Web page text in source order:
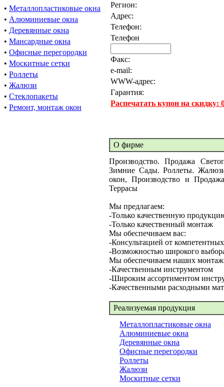
• Металлопластиковые окна
• Алюминиевые окна
• Деревянные окна
• Мансардные окна
• Офисные перегородки
• Москитные сетки
• Роллеты
• Жалюзи
• Стеклопакеты
• Ремонт, монтаж окон
Регион:
Адрес:
Телефон:
Телефон
Факс:
e-mail:
WWW-адрес:
Гарантия:
Распечатать купон на скидку:
О фирме
Производство. Продажа
Зимние Сады. Роллеты.
окон, Производство и
Террасы
Мы предлагаем:
-Только качественную
-Только качественный монтаж
Мы обеспечиваем вас:
-Консультацией от
-Возможностью широкого
Мы обеспечиваем наших
-Качественным инструментом
-Широким ассортиментом
-Качественными расходными
Реализуемая продукция
Металлопластиковые окна
Алюминиевые окна
Деревянные окна
Офисные перегородки
Роллеты
Жалюзи
Москитные сетки